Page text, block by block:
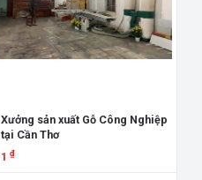
Xưởng sản xuất Gỗ Công Nghiệp
tại Cần Thơ
1₫